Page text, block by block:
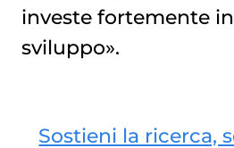
investe fortemente
sviluppo».
Sostieni la ricerca,